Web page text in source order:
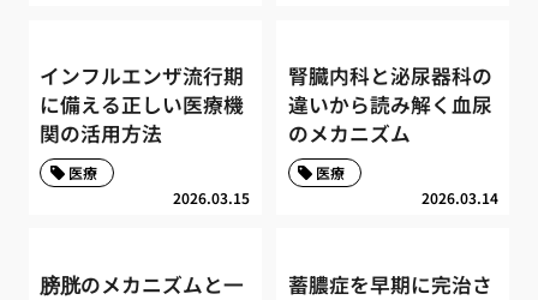
インフルエンザ流行期
に備える正しい医療機
関の活用方法
2026.03.15
医療
腎臓内科と泌尿器科の
違いから読み解く血尿
のメカニズム
2026.03.14
医療
膀胱のメカニズムと一
蓄膿症を早期に完治さ